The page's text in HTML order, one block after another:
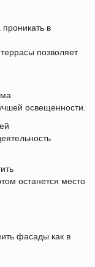
в
позволяет
освещенности.
останется место
фасады как в